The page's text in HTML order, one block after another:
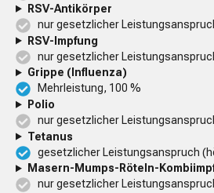
RSV-Antikörper
nur gesetzlicher
RSV-Impfung
nur gesetzlicher
Grippe (Influenza)
Mehrleistung, 100 %
Polio
nur gesetzlicher
Tetanus
gesetzlicher Leistungsanspruch
Masern-Mumps-Röteln-
nur gesetzlicher